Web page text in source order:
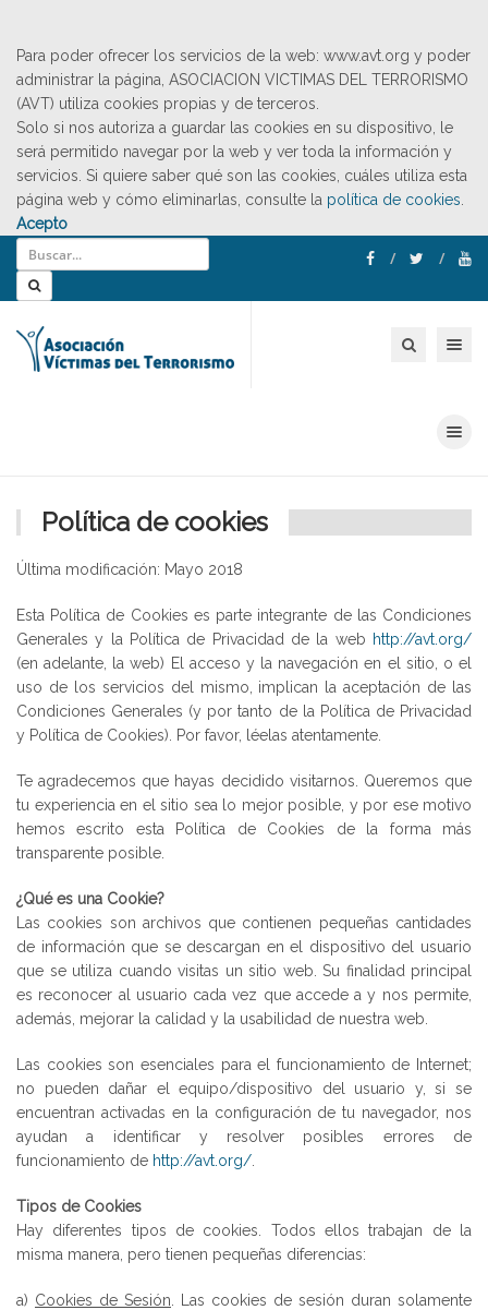
Para poder ofrecer los servicios de la web: www.avt.org y poder
administrar la página, ASOCIACION VICTIMAS DEL TERRORISMO
(AVT) utiliza cookies propias y de terceros.
Solo si nos autoriza a guardar las cookies en su dispositivo, le
será permitido navegar por la web y ver toda la información y
servicios. Si quiere saber qué son las cookies, cuáles utiliza esta
página web y cómo eliminarlas, consulte la política de cookies
Acepto
Política de cookies
Última modificación: Mayo 2018
Esta Política de Cookies es parte integrante de las Condiciones
Generales y la Política de Privacidad de la web http://avt.org/
(en adelante, la web) El acceso y la navegación en el sitio, o el
uso de los servicios del mismo, implican la aceptación de las
Condiciones Generales (y por tanto de la Política de Privacidad
y Política de Cookies). Por favor, léelas atentamente.
Te agradecemos que hayas decidido visitarnos. Queremos que
tu experiencia en el sitio sea lo mejor posible, y por ese motivo
hemos escrito esta Política de Cookies de la forma más
transparente posible.
¿Qué es una Cookie?
Las cookies son archivos que contienen pequeñas cantidades
de información que se descargan en el dispositivo del usuario
que se utiliza cuando visitas un sitio web. Su finalidad principal
es reconocer al usuario cada vez que accede a y nos permite,
además, mejorar la calidad y la usabilidad de nuestra web.
Las cookies son esenciales para el funcionamiento de Internet;
no pueden dañar el equipo/dispositivo del usuario y, si se
encuentran activadas en la configuración de tu navegador, nos
ayudan a identificar y resolver posibles errores de
funcionamiento de http://avt.org/
Tipos de Cookies
Hay diferentes tipos de cookies. Todos ellos trabajan de la
misma manera, pero tienen pequeñas diferencias:
a) Cookies de Sesión . Las cookies de sesión duran solamente